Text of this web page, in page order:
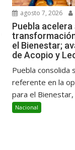
agosto 7, 2026
Puebla acelera
el Bienestar;
de Acopio y
Puebla consolida
referente en la
para el Bienestar,
Nacional